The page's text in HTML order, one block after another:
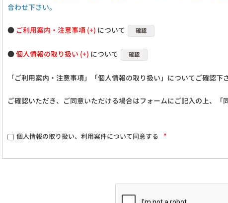
合わせ下さい。
● ご利用案内・注意事項 について 確認
●個人情報の取り扱い について 確認
「ご利用案内・注意事項」「個人情報の取り扱い」についてご確認下さ
ご確認いただき、ご同意いただける場合はフォームにご記入の上、「
個人情報の取り扱い、利用案件について同意する *